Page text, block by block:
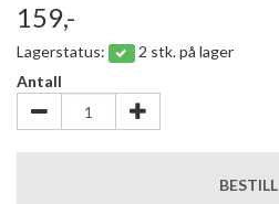
159,-
Lagerstatus:
2 stk. på lager
Antall
BESTILL